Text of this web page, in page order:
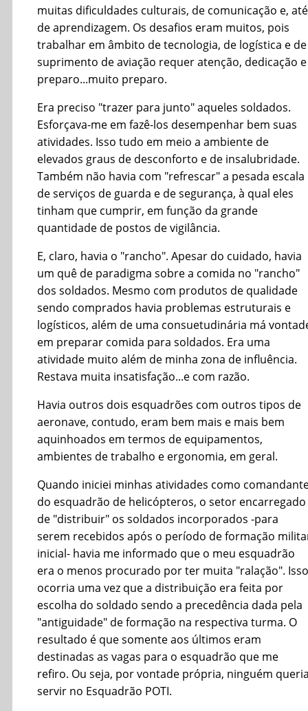
muitas dificuldades culturais, de comunicação e,
de aprendizagem. Os desafios eram muitos, pois
trabalhar em âmbito de tecnologia, de logística e de
suprimento de aviação requer atenção, dedicação e
preparo...muito preparo.
Era preciso "trazer para junto" aqueles soldados.
Esforçava-me em fazê-los desempenhar bem suas
atividades. Isso tudo em meio a ambiente de
elevados graus de desconforto e de insalubridade.
Também não havia com "refrescar" a pesada escala
de serviços de guarda e de segurança, à qual eles
tinham que cumprir, em função da grande
quantidade de postos de vigilância.
E, claro, havia o "rancho". Apesar do cuidado, havia
um quê de paradigma sobre a comida no "rancho"
dos soldados. Mesmo com produtos de qualidade
sendo comprados havia problemas estruturais e
logísticos, além de uma consuetudinária má
em preparar comida para soldados. Era uma
atividade muito além de minha zona de influência.
Restava muita insatisfação...e com razão.
Havia outros dois esquadrões com outros tipos de
aeronave, contudo, eram bem mais e mais bem
aquinhoados em termos de equipamentos,
ambientes de trabalho e ergonomia, em geral.
Quando iniciei minhas atividades como
do esquadrão de helicópteros, o setor encarregado
de "distribuir" os soldados incorporados -para
serem recebidos após o período de formação
inicial- havia me informado que o meu esquadrão
era o menos procurado por ter muita "ralação". Isso
ocorria uma vez que a distribuição era feita por
escolha do soldado sendo a precedência dada pela
"antiguidade" de formação na respectiva turma. O
resultado é que somente aos últimos eram
destinadas as vagas para o esquadrão que me
refiro. Ou seja, por vontade própria, ninguém
servir no Esquadrão POTI.